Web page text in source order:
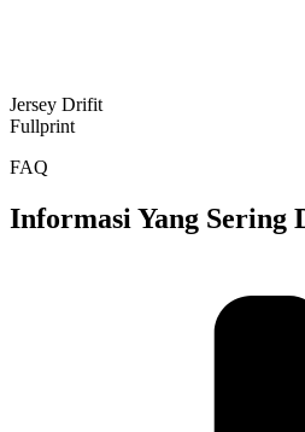
Jersey Drifit
Fullprint
FAQ
Informasi Yang Sering